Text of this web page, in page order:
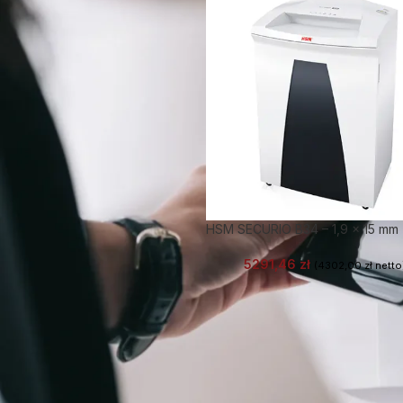
HSM SECURIO B34 – 1,9 x 15 mm
5291,46 zł 4302,00zł